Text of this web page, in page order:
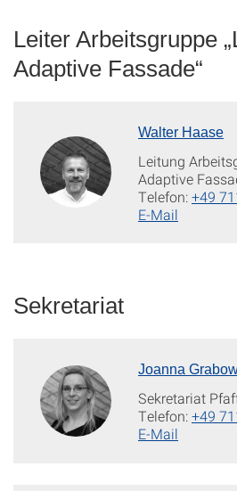
Leiter Arbeitsgruppe
Adaptive Fassade“
Walter Haase
Leitung
Adaptive
Telefon:+49
E-Mail
Sekretariat
Joanna
Sekretariat
Telefon:+49
E-Mail